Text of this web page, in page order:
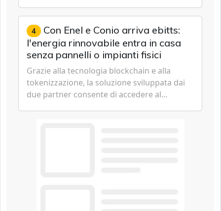
intelligenza artificiale dell'azienda di Mark
Zuckerberg.
4 Con Enel e Conio arriva ebitts:
l'energia rinnovabile entra in casa
senza pannelli o impianti fisici
Grazie alla tecnologia blockchain e alla
tokenizzazione, la soluzione sviluppata dai
due partner consente di accedere al